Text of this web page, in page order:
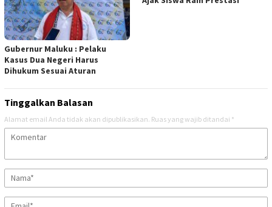
Gubernur Maluku : Pelaku
Kasus Dua Negeri Harus
Dihukum Sesuai Aturan
Tinggalkan Balasan
Alamat email Anda tidak akan dipublikasikan. Ruas yang wajib ditandai *